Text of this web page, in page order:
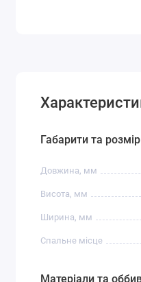
Габарити та
Довжина, мм
Висота, мм
Ширина, мм
Спальне місце
Матеріали та